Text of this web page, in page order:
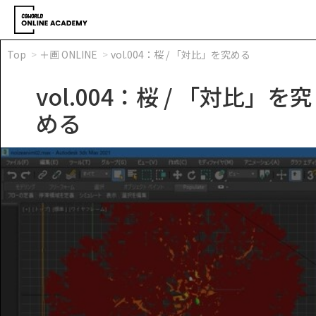
Top ＋画 ONLINE vol.004：桜 / 「対比」を究める
vol.004：桜 / 「対比」を究
める